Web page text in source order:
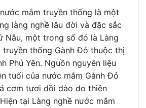
mắm truyền thống là một
làng nghề lâu đời và đặc sắc
Nẫu, một trong số đó là Làng
truyền thống Gành Đỏ thuộc thị
Phú Yên. Nguồn nguyên liệu
tuổi của nước mắm Gành Đỏ
cơm tươi dồi dào do thiên
tại Làng nghề nước mắm